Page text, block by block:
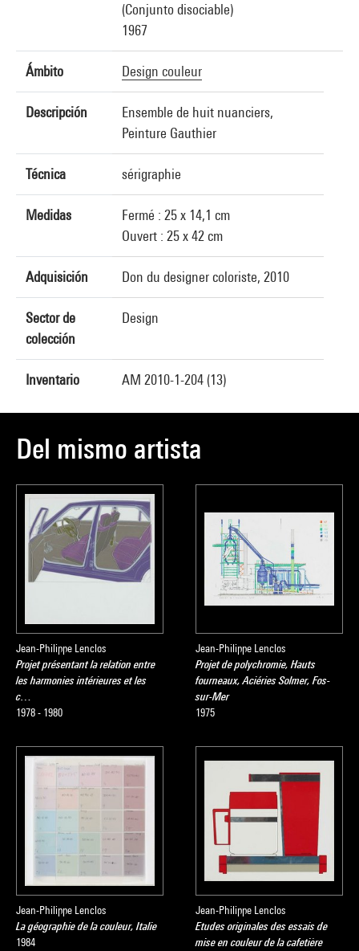
(Conjunto disociable)
1967
Ámbito Design couleur
Descripción
Ensemble de huit nuanciers,
Peinture Gauthier
Técnica sérigraphie
Medidas
Fermé : 25 x 14,1 cm
Ouvert : 25 x 42 cm
Adquisición Don du designer coloriste, 2010
Sector de
colección
Design
Inventario AM 2010-1-204 (13)
Del mismo artista
Jean-Philippe Lenclos
Projet présentant la relation entre
les harmonies intérieures et les
c…
1978 - 1980
Jean-Philippe Lenclos
Projet de polychromie, Hauts
fourneaux, Aciéries Solmer, Fos-
sur-Mer
1975
Jean-Philippe Lenclos
La géographie de la couleur, Italie
1984
Jean-Philippe Lenclos
Etudes originales des essais de
mise en couleur de la cafetière